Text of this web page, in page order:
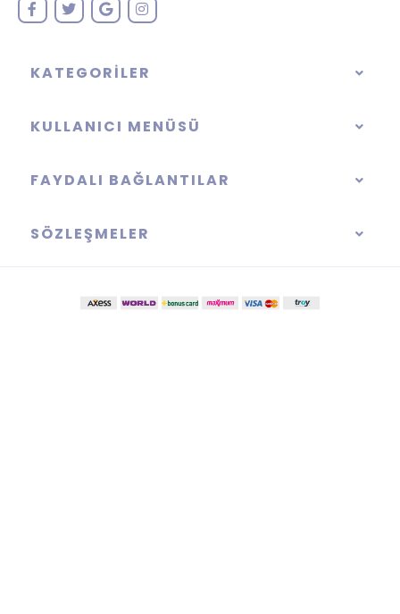
KATEGORILER
KULLANICI MENÜSÜ
FAYDALI BAĞLANTILAR
SÖZLEŞMELER